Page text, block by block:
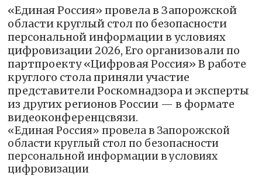
«Единая Россия» провела в Запорожской
области круглый стол по безопасности
персональной информации в условиях
цифровизации 2026, Его организовали по
партпроекту «Цифровая Россия» В работе
круглого стола приняли участие
представители Роскомнадзора и эксперты
из других регионов России — в формате
видеоконференцсвязи.
«Единая Россия» провела в Запорожской
области круглый стол по безопасности
персональной информации в условиях
цифровизации